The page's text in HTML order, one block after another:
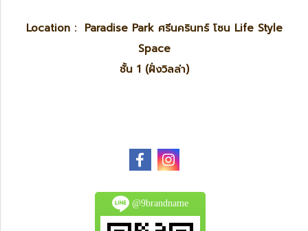
Location : Paradise Park ศรีนครินทร์ โซน Life Style
Space
ชั้น 1 (ฝั่งวิลล่า)
@9brandname